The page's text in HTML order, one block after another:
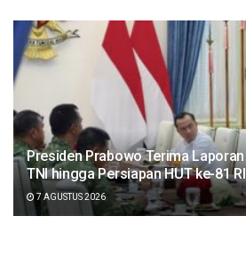
Presiden Prabowo Terima
TNI hingga Persiapan HUT ke-81 RI
7 AGUSTUS 2026